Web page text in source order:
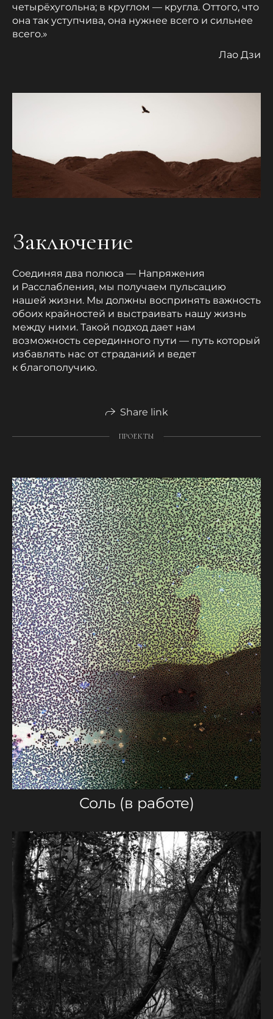
четырёхугольна; в круглом — кругла. Оттого, что
она так уступчива, она нужнее всего и сильнее
всего.»
Лао Дзи
Заключение
Соединяя два полюса — Напряжения
и Расслабления, мы получаем пульсацию
нашей жизни. Мы должны воспринять важность
обоих крайностей и выстраивать нашу жизнь
между ними. Такой подход дает нам
возможность серединного пути — путь который
избавлять нас от страданий и ведет
к благополучию.
Share link
ПРОЕКТЫ
Соль (в работе)